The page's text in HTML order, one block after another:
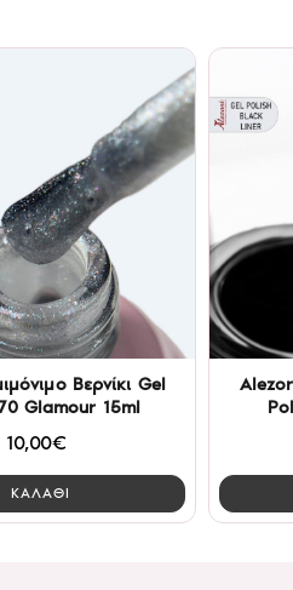
Βερνίκι Gel
Glamour 15ml
10,00€
ΚΑΛΑΘΙ